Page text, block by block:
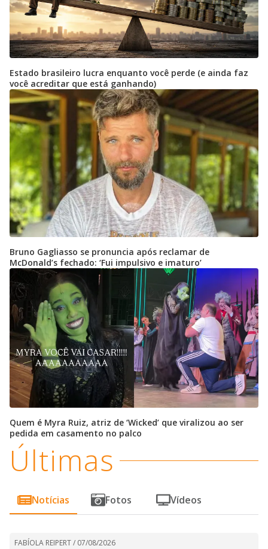
Estado brasileiro lucra enquanto você perde (e ainda faz
você acreditar que está ganhando)
Bruno Gagliasso se pronuncia após reclamar de
McDonald’s fechado: ‘Fui impulsivo e imaturo’
Quem é Myra Ruiz, atriz de ‘Wicked’ que viralizou ao ser
pedida em casamento no palco
Últimas
Notícias Fotos Vídeos
FABÍOLA REIPERT / 07/08/2026